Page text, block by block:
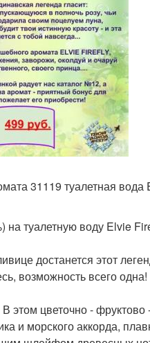
31119 туалетная вода
на туалетную воду Elvie
достанется этот
возможность всего
этом цветочно -
и морского аккорда,